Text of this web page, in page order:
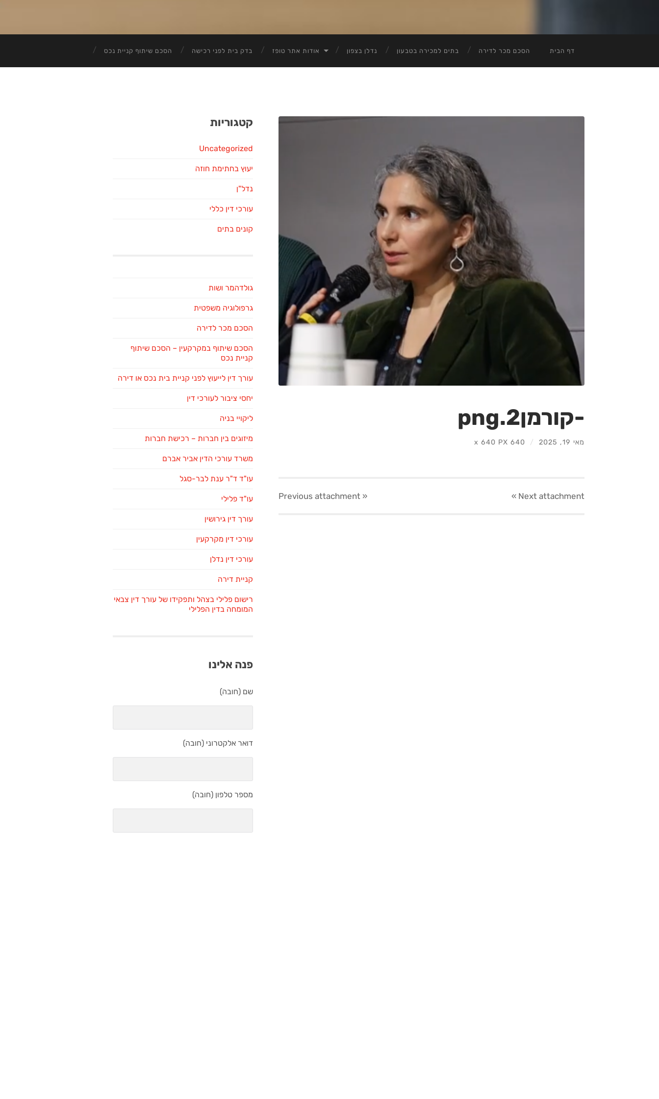
דף הבית הסכם מכר לדירה בתים למכירה בטבעון נדלן בצפון אודות אתר טופז בדק בית לפני רכישה הסכם שיתוף קניית נכס
-קורמן2.png
מאי 19, 2025 /
640
x 640 PX
« Previous
attachment Next attachment
»
קטגוריות
Uncategorized
יעוץ בחתימת חוזה
נדל"ן
עורכי דין כללי
קונים בתים
גולדהמר ושות
גרפולוגיה משפטית
הסכם מכר לדירה
הסכם שיתוף במקרקעין – הסכם שיתוף
קניית נכס
עורך דין לייעוץ לפני קניית בית נכס או דירה
יחסי ציבור לעורכי דין
ליקויי בניה
מיזוגים בין חברות – רכישת חברות
משרד עורכי הדין אביר אברם
עו"ד ד"ר ענת לבר-סגל
עו"ד פלילי
עורך דין גירושין
עורכי דין מקרקעין
עורכי דין נדלן
קניית דירה
רישום פלילי בצהל ותפקידו של עורך דין צבאי
המומחה בדין הפלילי
פנה אלינו
שם (חובה)
דואר אלקטרוני (חובה)
מספר טלפון (חובה)